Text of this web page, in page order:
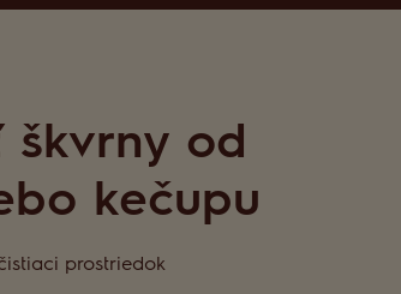
škvrny od
kečupu
prostriedok